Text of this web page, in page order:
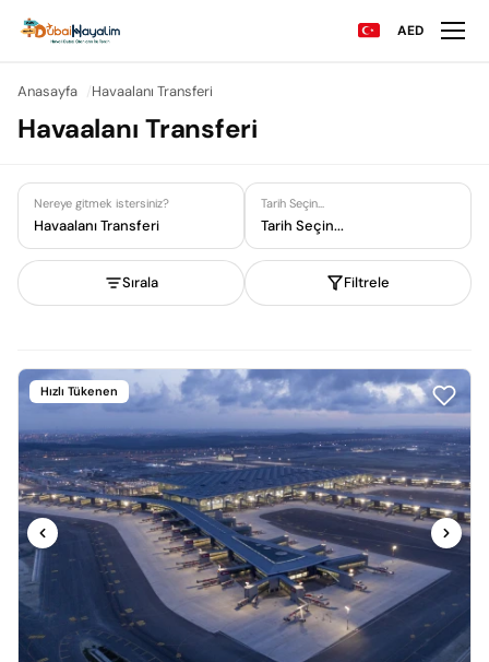
AED
Anasayfa Havaalanı Transferi
Havaalanı Transferi
Nereye gitmek istersiniz?
Havaalanı Transferi
Tarih Seçin...
Tarih Seçin...
Sırala Filtrele
Hızlı Tükenen